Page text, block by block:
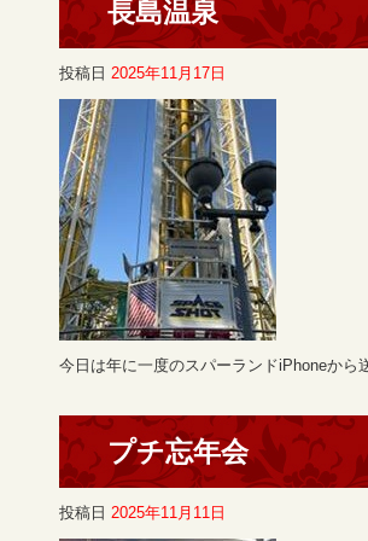
長島温泉
投稿日 2025年11月17日
今日は年に一度のスパーランドiPhoneから
プチ忘年会
投稿日 2025年11月11日